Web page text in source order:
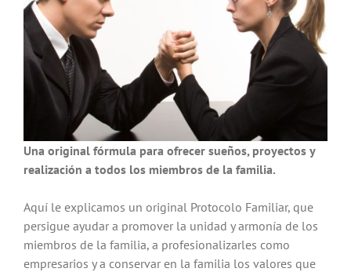
Una original fórmula para ofrecer sueños, proyectos y
realización a todos los miembros de la familia.
Aquí le explicamos un original Protocolo Familiar, que
persigue ayudar a promover la unidad y armonía de los
miembros de la familia, a profesionalizarles como
empresarios y a conservar en la familia los valores que